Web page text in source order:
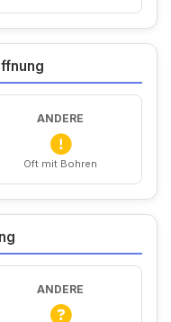
ANDERE
Oft mit Bohren
ANDERE